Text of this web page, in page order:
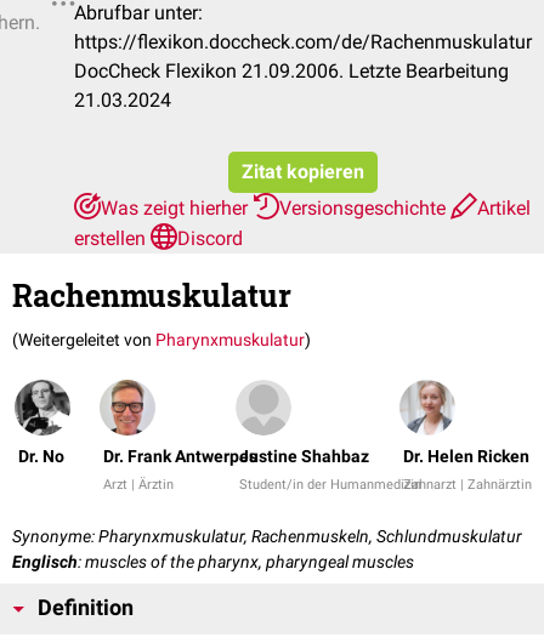
Abrufbar unter:
https://flexikon.doccheck.com/de/Rachenmuskulatur
DocCheck Flexikon 21.09.2006. Letzte Bearbeitung
21.03.2024
Zitat kopieren
Was zeigt hierher
Versionsgeschichte
Artikel
erstellen
Discord
Rachenmuskulatur
(Weitergeleitet von Pharynxmuskulatur)
Dr. No Dr. Frank Antwerpes
Arzt | Ärztin
Justine Shahbaz
Student/in der Humanmedizin
Dr. Helen Ricken
Zahnarzt | Zahnärztin
Synonyme: Pharynxmuskulatur, Rachenmuskeln, Schlundmuskulatur
Englisch: muscles of the pharynx, pharyngeal muscles
Definition